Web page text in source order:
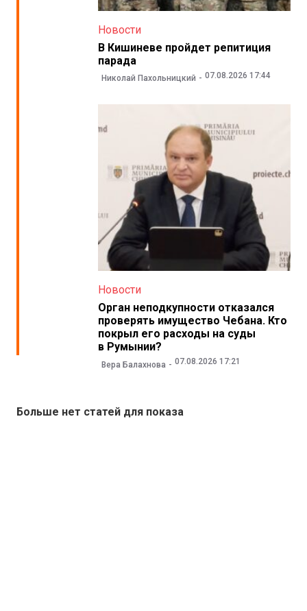
Новости
В Кишиневе пройдет репитиция
парада
Николай Пахольницкий 07.08.2026 17:44
Новости
Орган неподкупности отказался
проверять имущество Чебана. Кто
покрыл его расходы на суды
в Румынии?
Вера Балахнова 07.08.2026 17:21
Больше нет статей для показа